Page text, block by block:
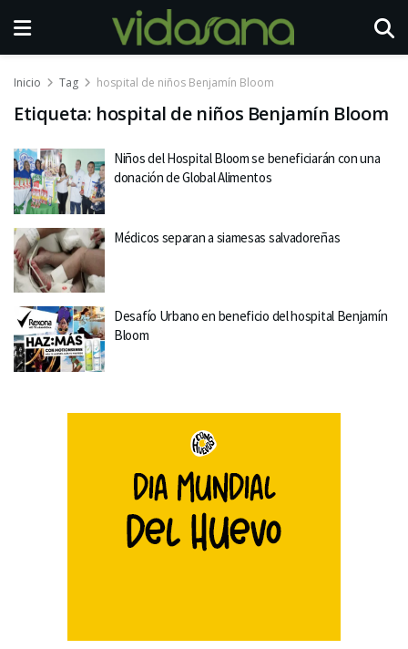
Inicio Tag hospital de niños Benjamín Bloom
Etiqueta: hospital de niños Benjamín Bloom
Niños del Hospital Bloom se beneficiarán con una
donación de Global Alimentos
Médicos separan a siamesas salvadoreñas
Desafío Urbano en beneficio del hospital Benjamín
Bloom